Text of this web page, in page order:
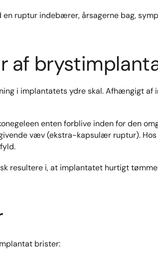
ruptur indebærer, årsagerne bag,
af
i implantatets ydre skal. Afhængigt af
enten forblive inden for den
væv (ekstra-kapsulær ruptur). Hos
resultere i, at implantatet hurtigt
brister:​